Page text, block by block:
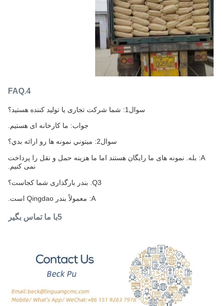
4.FAQ
سوال1: شما شرکت تجاری یا تولید کننده هستید؟
جواب: ما کارخانه ای هستیم.
سوال2: ميتوني نمونه ها رو ارائه بدي؟
A: بله. نمونه های ما رایگان هستند اما ما هزینه حمل و نقل را پرداخت
نمی کنیم.
Q3. بندر بارگذاری شما کجاست؟
A: معمولاً بندر Qingdao است.
5با ما تماس بگير